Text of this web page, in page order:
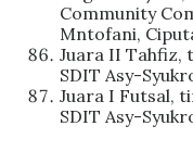
Community
Mntofani,
Juara II Tahfiz,
SDIT Asy-
Juara I Futsal,
SDIT Asy-